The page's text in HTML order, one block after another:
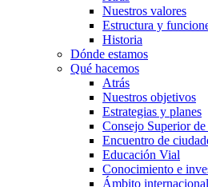
Nuestros valores
Estructura y
Historia
Dónde estamos
Qué hacemos
Atrás
Nuestros objetivos
Estrategias y planes
Consejo Superior
Encuentro de
Educación Vial
Conocimiento e
Ámbito internacional